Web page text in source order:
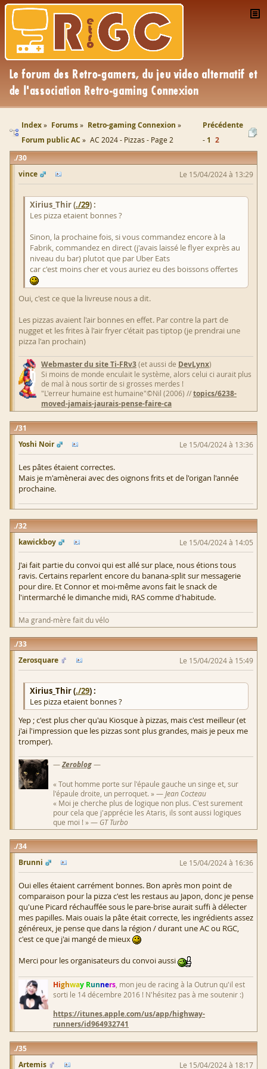
Index Forums
Retro-gaming Connexion
Forum public AC
AC 2024 - Pizzas - Page 2
Précédente
1 2
30
vince
Le 15/04/2024 à 13:29
Xirius_Thir (./29) :
Les pizza etaient bonnes ?
Sinon, la prochaine fois, si vous commandez encore à la
Fabrik, commandez en direct (j'avais laissé le flyer exprès au
niveau du bar) plutot que par Uber Eats
car c'est moins cher et vous auriez eu des boissons offertes
Oui, c'est ce que la livreuse nous a dit.
Les pizzas avaient l'air bonnes en effet. Par contre la part de
nugget et les frites à l'air fryer c'était pas tiptop (je prendrai une
pizza l'an prochain)
Webmaster du site Ti-FRv3(et aussi de DevLynx)
Si moins de monde enculait le système, alors celui ci aurait plus
de mal à nous sortir de si grosses merdes !
"L'erreur humaine est humaine"©Nil (2006) //topics/6238-
moved-jamais-jaurais-pense-faire-ca
31
Yoshi Noir
Le 15/04/2024 à 13:36
Les pâtes étaient correctes.
Mais je m'amènerai avec des oignons frits et de l'origan l'année
prochaine.
32
kawickboy
Le 15/04/2024 à 14:05
J'ai fait partie du convoi qui est allé sur place, nous étions tous
ravis. Certains reparlent encore du banana-split sur messagerie
pour dire. Et Connor et moi-même avons fait le snack de
l'intermarché le dimanche midi, RAS comme d'habitude.
Ma grand-mère fait du vélo
33
Zerosquare
Le 15/04/2024 à 15:49
Xirius_Thir (./29) :
Les pizza etaient bonnes ?
Yep ; c'est plus cher qu'au Kiosque à pizzas, mais c'est meilleur (et
j'ai l'impression que les pizzas sont plus grandes, mais je peux me
tromper).
—Zeroblog—
« Tout homme porte sur l'épaule gauche un singe et, sur
l'épaule droite, un perroquet. » — Jean Cocteau
« Moi je cherche plus de logique non plus. C'est surement
pour cela que j'apprécie les Ataris, ils sont aussi logiques
que moi ! » — GT Turbo
34
Brunni
Le 15/04/2024 à 16:36
Oui elles étaient carrément bonnes. Bon après mon point de
comparaison pour la pizza c'est les restaus au Japon, donc je pense
qu'une Picard réchauffée sous le pare-brise aurait suffi à délecter
mes papilles. Mais ouais la pâte était correcte, les ingrédients assez
généreux, je pense que dans la région / durant une AC ou RGC,
c'est ce que j'ai mangé de mieux
Merci pour les organisateurs du convoi aussi
Highway Runners , mon jeu de racing à la Outrun qu'il est
sorti le 14 décembre 2016 ! N'hésitez pas à me soutenir :)
https://itunes.apple.com/us/app/highway-
runners/id964932741
35
Artemis
Le 15/04/2024 à 18:17